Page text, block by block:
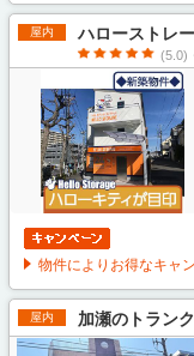
屋内 ハローストレ
(5.0)
物件によりお得なキャ
屋内 加瀬のトラン